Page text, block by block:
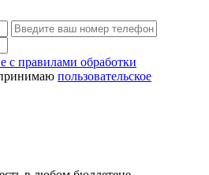
с правилами обработки
пользовательское